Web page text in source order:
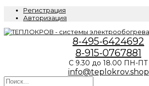
Регистрация
Авторизация
8-495-6424692
8-915-0767881
С 9.30 до 18.00 ПН-ПТ
info@teplokrov.shop